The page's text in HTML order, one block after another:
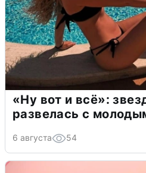
«Ну вот и всё»:
развелась с
6 августа 54